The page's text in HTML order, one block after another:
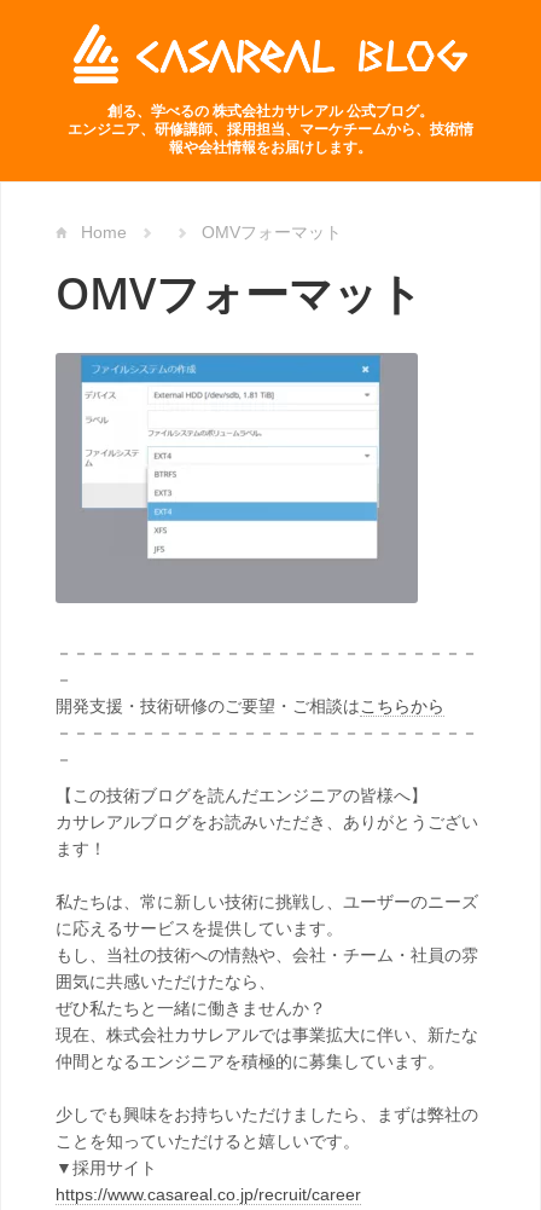
創る、学べるの 株式会社カサレアル 公式ブログ。
エンジニア、研修講師、採用担当、マーケチームから、技術情
報や会社情報をお届けします。
Home OMVフォーマット
OMVフォーマット
－－－－－－－－－－－－－－－－－－－－－－－－－
－
開発支援・技術研修のご要望・ご相談はこちらから
－－－－－－－－－－－－－－－－－－－－－－－－－
－
【この技術ブログを読んだエンジニアの皆様へ】
カサレアルブログをお読みいただき、ありがとうござい
ます！
私たちは、常に新しい技術に挑戦し、ユーザーのニーズ
に応えるサービスを提供しています。
もし、当社の技術への情熱や、会社・チーム・社員の雰
囲気に共感いただけたなら、
ぜひ私たちと一緒に働きませんか？
現在、株式会社カサレアルでは事業拡大に伴い、新たな
仲間となるエンジニアを積極的に募集しています。
少しでも興味をお持ちいただけましたら、まずは弊社の
ことを知っていただけると嬉しいです。
▼採用サイト
https://www.casareal.co.jp/recruit/career